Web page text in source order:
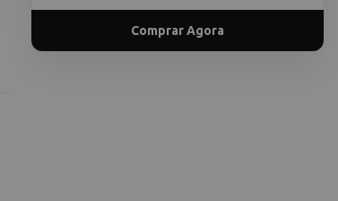
Comprar Agora